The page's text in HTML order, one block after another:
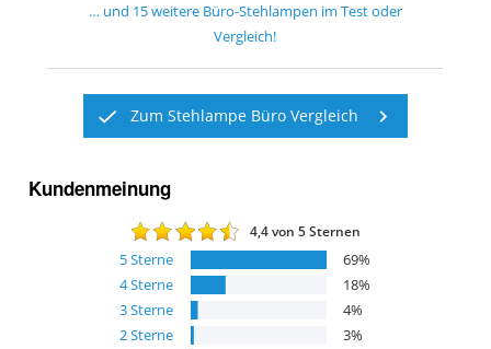
… und 15weitere Büro-Stehlampen im Test oder
Vergleich!
Zum Stehlampe Büro Vergleich
Kundenmeinung
4,4von 5 Sternen
5Sterne 69%
4Sterne 18%
3Sterne 4%
2Sterne 3%